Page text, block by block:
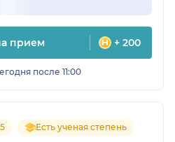
прием + 200
после 11:00
Есть ученая степень